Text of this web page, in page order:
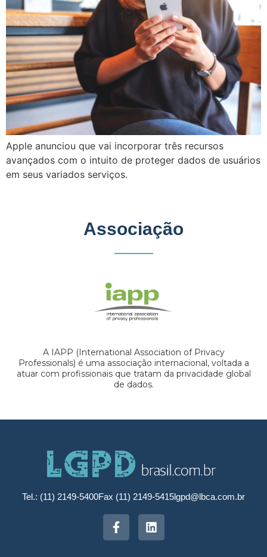
Apple anunciou que vai incorporar três recursos
avançados com o intuito de proteger dados de usuários
em seus variados serviços.
Associação
A IAPP (International Association of Privacy
Professionals) é uma associação internacional, voltada a
atuar com profissionais que tratam da privacidade global
de dados.
Tel.: (11) 2149-5400Fax (11) 2149-5415lgpd@lbca.com.br